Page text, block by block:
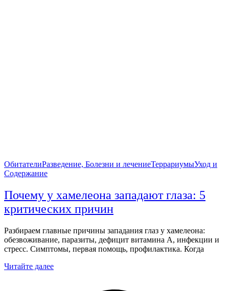
ОбитателиРазведение, Болезни и лечениеТеррариумыУход и
Содержание
Почему у хамелеона западают глаза: 5
критических причин
Разбираем главные причины западания глаз у хамелеона:
обезвоживание, паразиты, дефицит витамина A, инфекции и
стресс. Симптомы, первая помощь, профилактика. Когда
Читайте далее